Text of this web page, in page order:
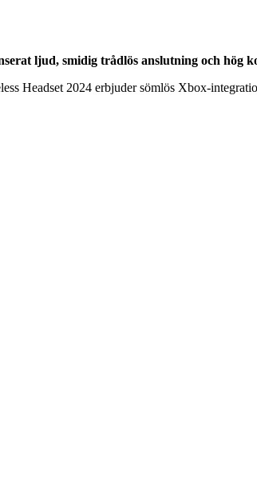
ljud, smidig trådlös anslutning och
Headset 2024 erbjuder sömlös Xbox-